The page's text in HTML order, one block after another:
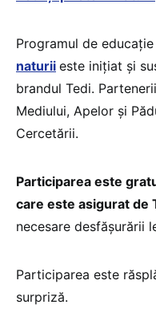
Programul de
naturii este inițiat și
brandul Tedi.
Mediului, Apelor și
Cercetării.
Participarea este
care este asigurat de
necesare desfășurării
Participarea este
surpriză.